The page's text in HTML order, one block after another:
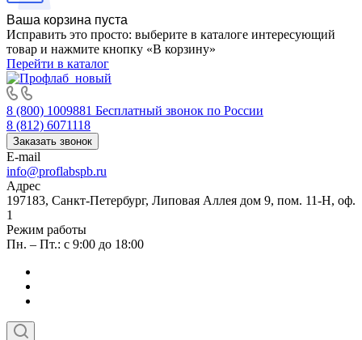
Ваша корзина пуста
Исправить это просто: выберите в каталоге интересующий
товар и нажмите кнопку «В корзину»
Перейти в каталог
8 (800) 1009881 Бесплатный звонок по России
8 (812) 6071118
Заказать звонок
E-mail
info@proflabspb.ru
Адрес
197183, Санкт-Петербург, Липовая Аллея дом 9, пом. 11-Н, оф.
1
Режим работы
Пн. – Пт.: с 9:00 до 18:00